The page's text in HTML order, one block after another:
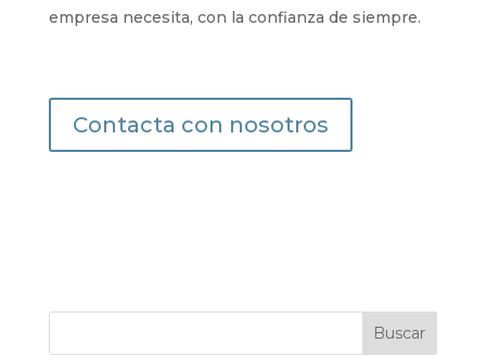
empresa necesita, con la confianza de siempre.
Contacta con nosotros
Buscar